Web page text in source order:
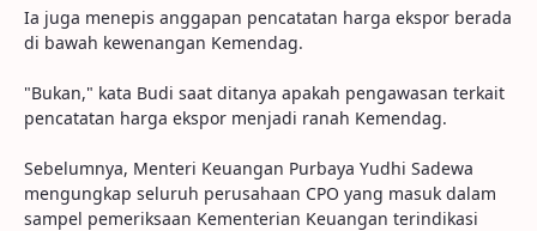
Ia juga menepis anggapan pencatatan harga ekspor berada
di bawah kewenangan Kemendag.
"Bukan," kata Budi saat ditanya apakah pengawasan terkait
pencatatan harga ekspor menjadi ranah Kemendag.
Sebelumnya, Menteri Keuangan Purbaya Yudhi Sadewa
mengungkap seluruh perusahaan CPO yang masuk dalam
sampel pemeriksaan Kementerian Keuangan terindikasi